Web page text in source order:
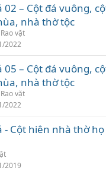
02 – Cột đá vuông,
nhà thờ tộc
Rao vặt
2022
05 – Cột đá vuông,
nhà thờ tộc
Rao vặt
2022
- Cột hiên nhà thờ
2019